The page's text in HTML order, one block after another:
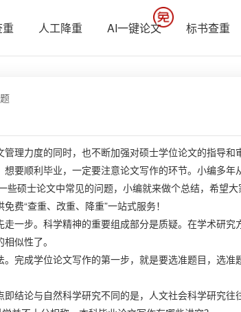
人工降重 AI一键论文 标书查重
理力度的同时，也不断加强对硕士学位论文的指导
想要顺利毕业，一定要注意论文写作的环节。小编多
些硕士论文中常见的问题，小编就来做个总结，希望
费“查重、改重、降重”一站式服务！
一步。科学精神的重要组成部分是质疑。在学术研
似性了。
完成学位论文写作的第一步，就是要选准题目，选准
结论与自然科学研究不同的是，人文社会科学研究往